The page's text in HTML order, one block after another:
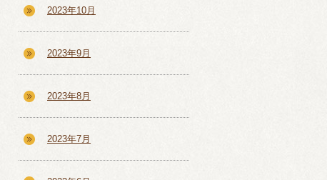
2023年10月
2023年9月
2023年8月
2023年7月